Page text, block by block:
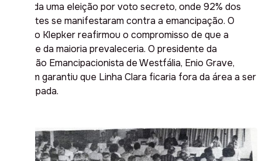
realizada uma eleição por voto secreto, onde 92% dos
presentes se manifestaram contra a emancipação. O
prefeito Klepker reafirmou o compromisso de que a
vontade da maioria prevaleceria. O presidente da
Comissão Emancipacionista de Westfália, Enio Grave,
também garantiu que Linha Clara ficaria fora da área a ser
emancipada.